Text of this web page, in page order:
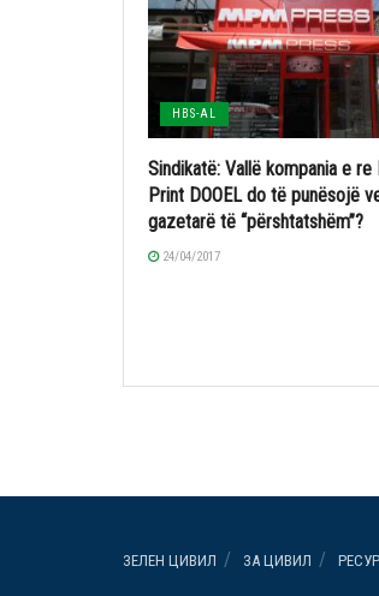
HBS-AL
Sindikatë: Vallë kompania e re
Print DOOEL do të punësojë
gazetarë të “përshtatshëm”?
24/04/2017
ЗЕЛЕН ЦИВИЛ ЗА ЦИВИЛ